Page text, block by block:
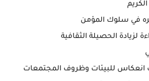
في سلوك المؤمن
لزيادة الحصيلة الثقافية
انعكاس للبيئات وظروف المجتمعات